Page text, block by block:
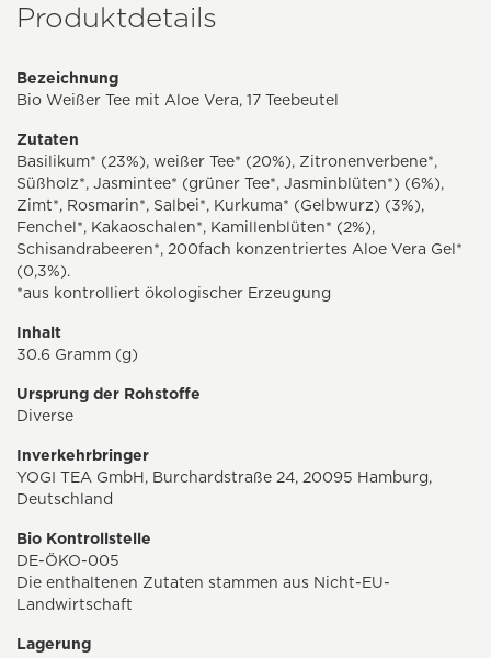
Produktdetails
Bezeichnung
Bio Weißer Tee mit Aloe Vera, 17 Teebeutel
Zutaten
Basilikum* (23%), weißer Tee* (20%), Zitronenverbene*,
Süßholz*, Jasmintee* (grüner Tee*, Jasminblüten*) (6%),
Zimt*, Rosmarin*, Salbei*, Kurkuma* (Gelbwurz) (3%),
Fenchel*, Kakaoschalen*, Kamillenblüten* (2%),
Schisandrabeeren*, 200fach konzentriertes Aloe Vera Gel*
(0,3%).
*aus kontrolliert ökologischer Erzeugung
Inhalt
30.6 Gramm (g)
Ursprung der Rohstoffe
Diverse
Inverkehrbringer
YOGI TEA GmbH, Burchardstraße 24, 20095 Hamburg,
Deutschland
Bio Kontrollstelle
DE-ÖKO-005
Die enthaltenen Zutaten stammen aus Nicht-EU-
Landwirtschaft
Lagerung